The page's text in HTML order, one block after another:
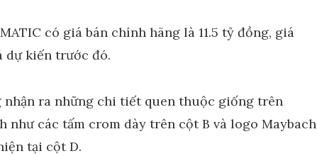
nhận ra những chi tiết quen thuộc giống trên
như các tấm crom dày trên cột B và logo Maybach
tại cột D.